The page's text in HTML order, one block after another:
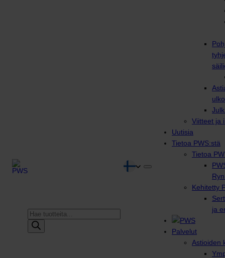
Products
search
Viitteet ja
Uutisia
Tietoa PWS:stä
Tietoa
Kehitetty
ja
Palvelut
Astioiden